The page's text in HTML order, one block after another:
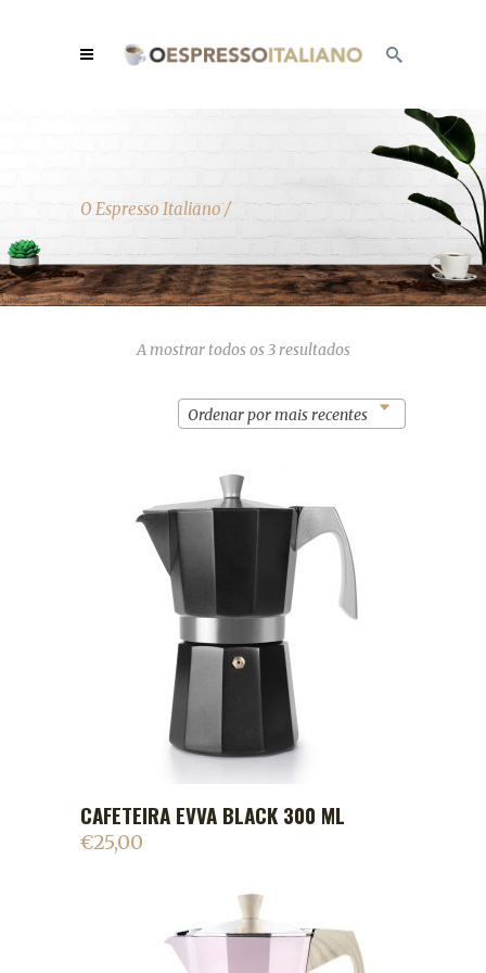
O Espresso Italiano/
A mostrar todos os 3 resultadosOrdenado
recentes
Ordenar por mais recentes
ADICIONAR AO CARRINHO
CAFETEIRA EVVA BLACK 300 ML
€25,00